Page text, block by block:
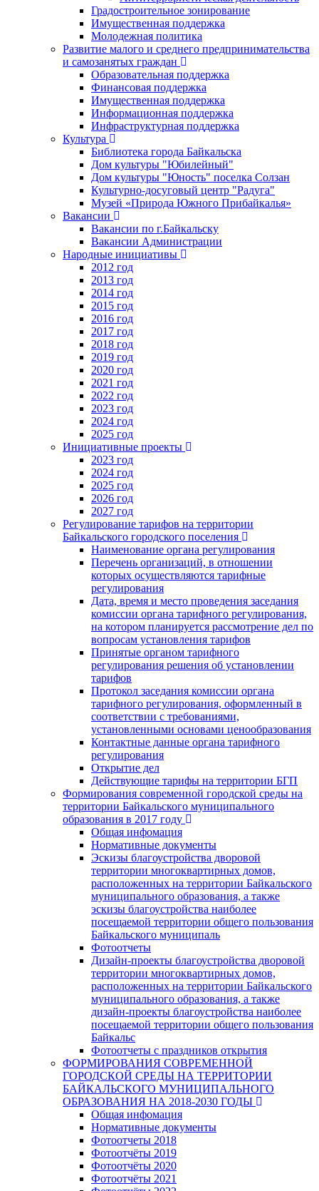
Градостроительное зонирование
Имущественная поддержка
Молодежная политика
Развитие малого и среднего предпринимательства
и самозанятых граждан
Образовательная поддержка
Финансовая поддержка
Имущественная поддержка
Информационная поддержка
Инфраструктурная поддержка
Культура
Библиотека города Байкальска
Дом культуры "Юбилейный"
Дом культуры "Юность" поселка Солзан
Культурно-досуговый центр "Радуга"
Музей «Природа Южного Прибайкалья»
Вакансии
Вакансии по г.Байкальску
Вакансии Администрации
Народные инициативы
2012 год
2013 год
2014 год
2015 год
2016 год
2017 год
2018 год
2019 год
2020 год
2021 год
2022 год
2023 год
2024 год
2025 год
Инициативные проекты
2023 год
2024 год
2025 год
2026 год
2027 год
Регулирование тарифов на территории
Байкальского городского поселения
Наименование органа регулирования
Перечень организаций, в отношении
которых осуществляются тарифные
регулирования
Дата, время и место проведения заседания
комиссии органа тарифного регулирования,
на котором планируется рассмотрение дел по
вопросам установления тарифов
Принятые органом тарифного
регулирования решения об установлении
тарифов
Протокол заседания комиссии органа
тарифного регулирования, оформленный в
соответствии с требованиями,
установленными основами ценообразования
Контактные данные органа тарифного
регулирования
Открытие дел
Действующие тарифы на территории БГП
Формирования современной городской среды на
территории Байкальского муниципального
образования в 2017 году
Общая инфомация
Нормативные документы
Эскизы благоустройства дворовой
территории многоквартирных домов,
расположенных на территории Байкальского
муниципального образования, а также
эскизы благоустройства наиболее
посещаемой территории общего пользования
Байкальского муниципаль
Фотоотчеты
Дизайн-проекты благоустройства дворовой
территории многоквартирных домов,
расположенных на территории Байкальского
муниципального образования, а также
дизайн-проекты благоустройства наиболее
посещаемой территории общего пользования
Байкальс
Фотоотчеты с праздников открытия
ФОРМИРОВАНИЯ СОВРЕМЕННОЙ
ГОРОДСКОЙ СРЕДЫ НА ТЕРРИТОРИИ
БАЙКАЛЬСКОГО МУНИЦИПАЛЬНОГО
ОБРАЗОВАНИЯ НА 2018-2030 ГОДЫ
Общая инфомация
Нормативные документы
Фотоотчеты 2018
Фотоотчёты 2019
Фотоотчёты 2020
Фотоотчёты 2021